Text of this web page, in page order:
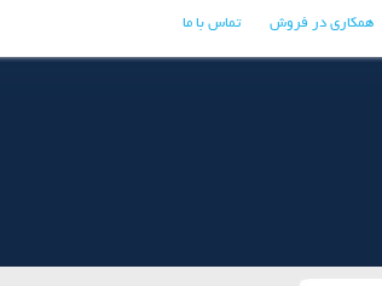
همکاری در فروش تماس با ما